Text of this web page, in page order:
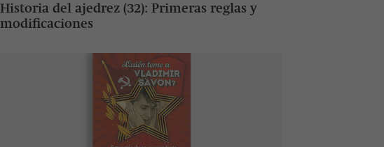
Historia del ajedrez (32): Primeras reglas y
modificaciones